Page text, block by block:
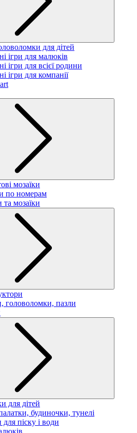
для дітей
ігри для малюків
ігри для всієї родини
ігри для компанії
мозаїки
по номерам
мозаїки
головоломки, пазли
для дітей
будиночки, тунелі
для піску і води